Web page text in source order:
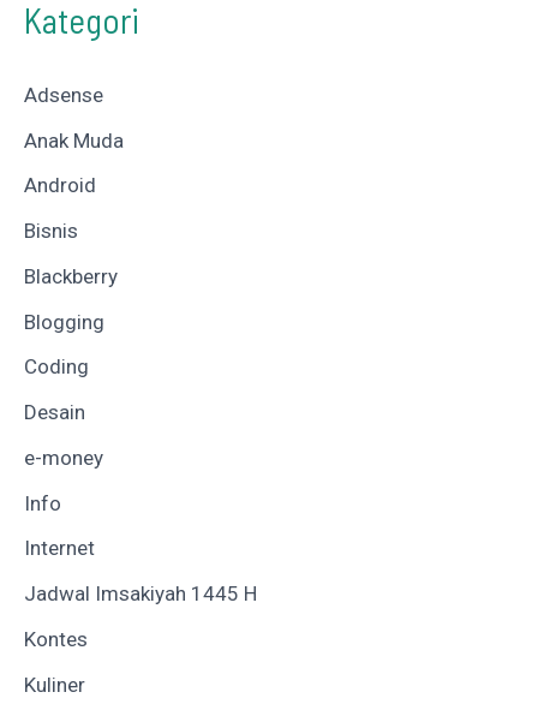
Kategori
Adsense
Anak Muda
Android
Bisnis
Blackberry
Blogging
Coding
Desain
e-money
Info
Internet
Jadwal Imsakiyah 1445 H
Kontes
Kuliner